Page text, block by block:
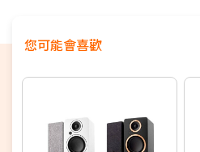
您可能會喜歡